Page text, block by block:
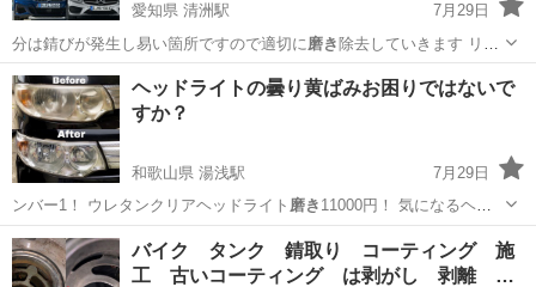
愛知県 清洲駅
7月29日
分は錆びが発生し易い箇所ですので適切に 磨き除去していきます リヤ
ブレーキパ…
愛知 清須市 清洲駅 その他
ヘッドライトの曇り黄ばみお困りではないで
すか？
和歌山県 湯浅駅
7月29日
ンバー1！ ウレタンクリアヘッドライト 磨き 11000円！ 気になるヘッ
ドライト…
和歌山 有田郡 湯浅駅 車検
バイク タンク 錆取り コーティング 施
工 古いコーティング は剥がし 剥離 …